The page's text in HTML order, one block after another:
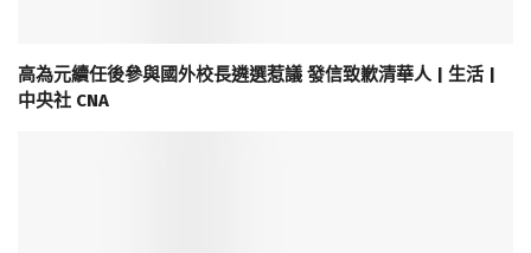
高為元續任後參與國外校長遴選惹議 發信致歉清華人 | 生活 |
中央社 CNA